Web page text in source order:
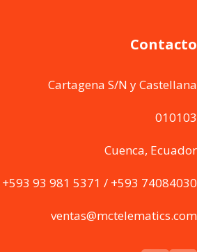
Contacto
Cartagena S/N y Castellana
010103
Cuenca, Ecuador
+593 93 981 5371 / +593 74084030
ventas@mctelematics.com